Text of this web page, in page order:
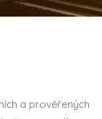
a prověřených